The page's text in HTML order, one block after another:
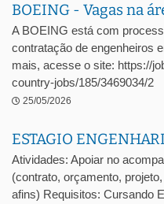
BOEING - Vagas na
A BOEING está com
contratação de engenheiros
mais, acesse o site: https://
country-jobs/185/3469034/2
25/05/2026
ESTAGIO
Atividades: Apoiar no
(contrato, orçamento,
afins) Requisitos: Cursando